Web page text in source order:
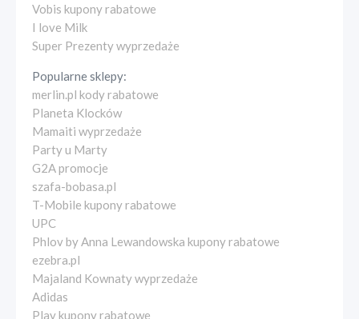
Vobis kupony rabatowe
I love Milk
Super Prezenty wyprzedaże
Popularne sklepy:
merlin.pl kody rabatowe
Planeta Klocków
Mamaiti wyprzedaże
Party u Marty
G2A promocje
szafa-bobasa.pl
T-Mobile kupony rabatowe
UPC
Phlov by Anna Lewandowska kupony rabatowe
ezebra.pl
Majaland Kownaty wyprzedaże
Adidas
Play kupony rabatowe